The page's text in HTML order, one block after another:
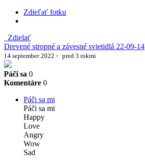
Zdieľať fotku
Zdielať
Drevené stropné a závesné svietidlá 22-09-14
14 september 2022 · pred 3 rokmi
Páči sa 0
Komentáre 0
Páči sa mi
Páči sa mi
Happy
Love
Angry
Wow
Sad